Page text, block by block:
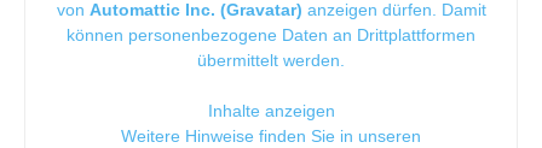
von Automattic Inc. (Gravatar) anzeigen dürfen. Damit
können personenbezogene Daten an Drittplattformen
übermittelt werden.
Inhalte anzeigen
Weitere Hinweise finden Sie in unseren